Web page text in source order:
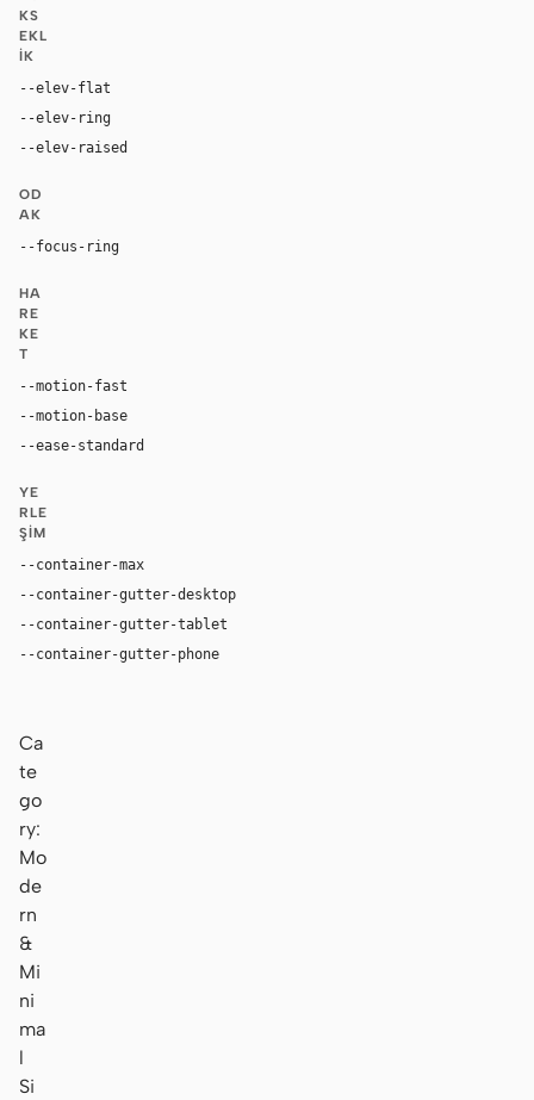
KS
EKL
IK
--elev-flat
--elev-ring
--elev-raised
OD
AK
--focus-ring
HA
RE
KE
T
--motion-fast
--motion-base
--ease-standard
YE
RLE
ŞIM
--container-max
--container-gutter-desktop
--container-gutter-tablet
--container-gutter-phone
Ca
te
go
ry:
Mo
de
rn
&
Mi
ni
ma
l
Si